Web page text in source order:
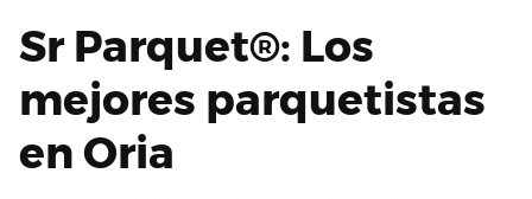
Sr Parquet®: Los
mejores parquetistas
en Oria